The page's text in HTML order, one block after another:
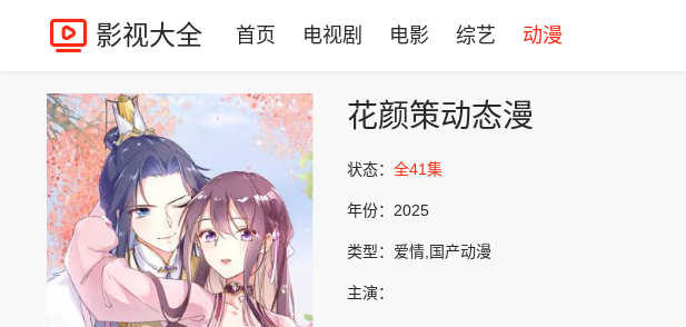
影视大全 首页 电视剧 电影 综艺 动漫
花颜策动态漫
状态： 全41集
年份： 2025
类型： 爱情,国产动漫
主演：